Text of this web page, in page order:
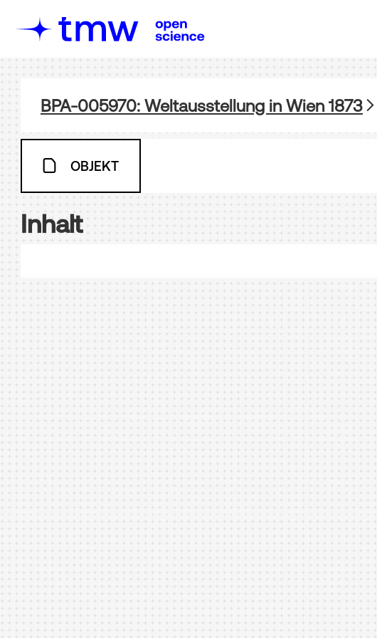
BPA-005970: Weltausstellung in Wien 1873
OBJEKT
Inhalt